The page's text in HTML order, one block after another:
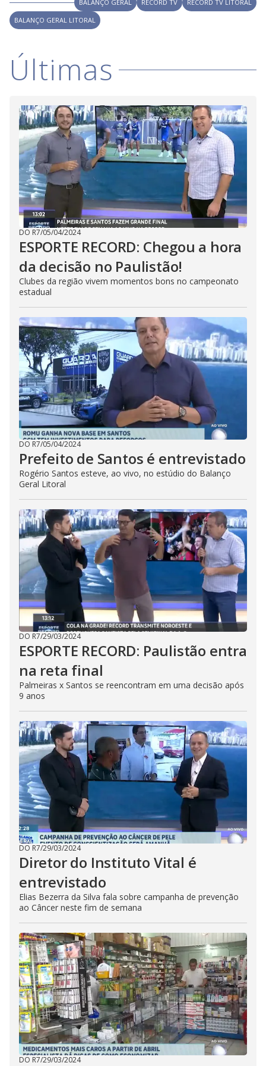
i
d
e
o
BALANÇO GERAL RECORD TV
RECORD TV LITORAL
BALANÇO GERAL LITORAL
Últimas
DO R7/05/04/2024
ESPORTE RECORD: Chegou a hora
da decisão no Paulistão!
Clubes da região vivem momentos bons no campeonato
estadual
DO R7/05/04/2024
Prefeito de Santos é entrevistado
Rogério Santos esteve, ao vivo, no estúdio do Balanço
Geral Litoral
DO R7/29/03/2024
ESPORTE RECORD: Paulistão entra
na reta final
Palmeiras x Santos se reencontram em uma decisão após
9 anos
DO R7/29/03/2024
Diretor do Instituto Vital é
entrevistado
Elias Bezerra da Silva fala sobre campanha de prevenção
ao Câncer neste fim de semana
DO R7/29/03/2024